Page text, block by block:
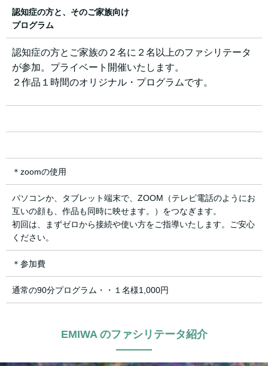
認知症の方と、そのご家族向け
プログラム
認知症の方とご家族の２名に２名以上のファシリテータ
が参加。プライベート開催いたします。
２作品１時間のオリジナル・プログラムです。
＊zoomの使用
パソコンか、タブレット端末で、ZOOM（テレビ電話のようにお
互いの顔も、作品も同時に映せます。）をつなぎます。
初回は、まずゼロから接続や使い方をご指導いたします。ご安心
ください。
＊参加費
通常の90分プログラム・・１名様1,000円
EMIWA のファシリテータ紹介